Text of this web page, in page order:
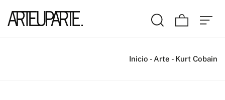
Inicio - Arte - Kurt Cobain